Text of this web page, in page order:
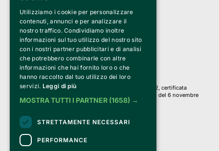
Clappit è un marchio di proprietà di:
Bemils Srl
a Socio Unico
Via Fosse Ardeatine, 4 -20092 Cinisello Balsamo (MI)
PI 05589050961
Iscr. C.C.I.A.A. Milano R.E.A. 1833471
© 2010-2025 Bemils Srl - Tutti i diritti riservati
Credits:
Clappit è basato sulla piattaforma di biglietteria Belive 6.2, certificata
dall’Agenzia delle Entrate con protocollo n. 2025/445474 del 6 novembre
2025.
sono sicuri e protetti da un certificato SSL
con crittografia a 128 bit.
Utilizziamo i cookie per personalizzare
contenuti, annunci e per analizzare il
nostro traffico. Condividiamo inoltre
informazioni sul tuo utilizzo del nostro sito
con i nostri partner pubblicitari e di analisi
che potrebbero combinarle con altre
informazioni che hai fornito loro o che
hanno raccolto dal tuo utilizzo dei loro
servizi. Leggi di più
MOSTRA TUTTI I PARTNER (1658) →
STRETTAMENTE NECESSARI
PERFORMANCE